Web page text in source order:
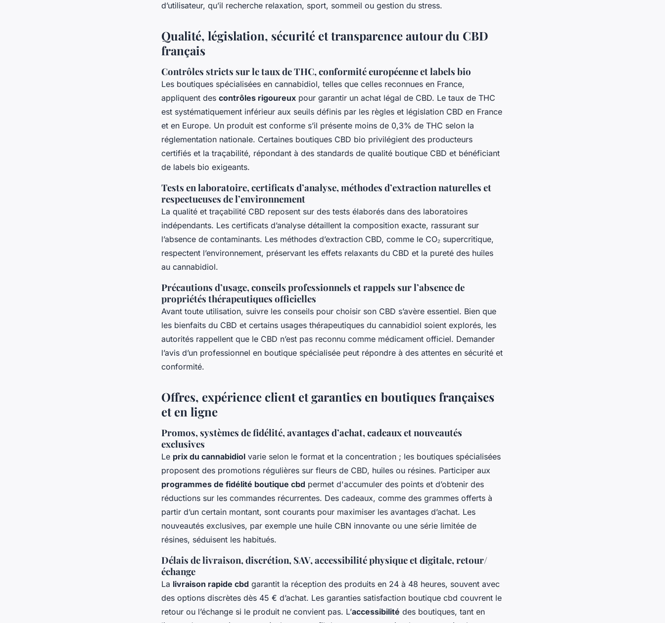
d’utilisateur, qu’il recherche relaxation, sport, sommeil ou gestion du stress.
Qualité, législation, sécurité et transparence autour du CBD
français
Contrôles stricts sur le taux de THC, conformité européenne et labels bio
Les boutiques spécialisées en cannabidiol, telles que celles reconnues en France,
appliquent des contrôles rigoureux pour garantir un achat légal de CBD. Le taux de THC
est systématiquement inférieur aux seuils définis par les règles et législation CBD en France
et en Europe. Un produit est conforme s’il présente moins de 0,3% de THC selon la
réglementation nationale. Certaines boutiques CBD bio privilégient des producteurs
certifiés et la traçabilité, répondant à des standards de qualité boutique CBD et bénéficiant
de labels bio exigeants.
Tests en laboratoire, certificats d’analyse, méthodes d’extraction naturelles et
respectueuses de l’environnement
La qualité et traçabilité CBD reposent sur des tests élaborés dans des laboratoires
indépendants. Les certificats d’analyse détaillent la composition exacte, rassurant sur
l’absence de contaminants. Les méthodes d’extraction CBD, comme le CO₂ supercritique,
respectent l’environnement, préservant les effets relaxants du CBD et la pureté des huiles
au cannabidiol.
Précautions d’usage, conseils professionnels et rappels sur l’absence de
propriétés thérapeutiques officielles
Avant toute utilisation, suivre les conseils pour choisir son CBD s’avère essentiel. Bien que
les bienfaits du CBD et certains usages thérapeutiques du cannabidiol soient explorés, les
autorités rappellent que le CBD n’est pas reconnu comme médicament officiel. Demander
l’avis d’un professionnel en boutique spécialisée peut répondre à des attentes en sécurité et
conformité.
Offres, expérience client et garanties en boutiques françaises
et en ligne
Promos, systèmes de fidélité, avantages d’achat, cadeaux et nouveautés
exclusives
Le prix du cannabidiol varie selon le format et la concentration ; les boutiques spécialisées
proposent des promotions régulières sur fleurs de CBD, huiles ou résines. Participer aux
programmes de fidélité boutique cbd permet d'accumuler des points et d’obtenir des
réductions sur les commandes récurrentes. Des cadeaux, comme des grammes offerts à
partir d’un certain montant, sont courants pour maximiser les avantages d’achat. Les
nouveautés exclusives, par exemple une huile CBN innovante ou une série limitée de
résines, séduisent les habitués.
Délais de livraison, discrétion, SAV, accessibilité physique et digitale, retour/
échange
La livraison rapide cbd garantit la réception des produits en 24 à 48 heures, souvent avec
des options discrètes dès 45 € d’achat. Les garanties satisfaction boutique cbd couvrent le
retour ou l’échange si le produit ne convient pas. L’accessibilité des boutiques, tant en